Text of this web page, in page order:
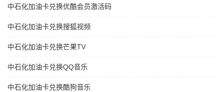
中石化加油卡兑换优酷会员激活码
中石化加油卡兑换搜狐视频
中石化加油卡兑换芒果TV
中石化加油卡兑换QQ音乐
中石化加油卡兑换酷狗音乐